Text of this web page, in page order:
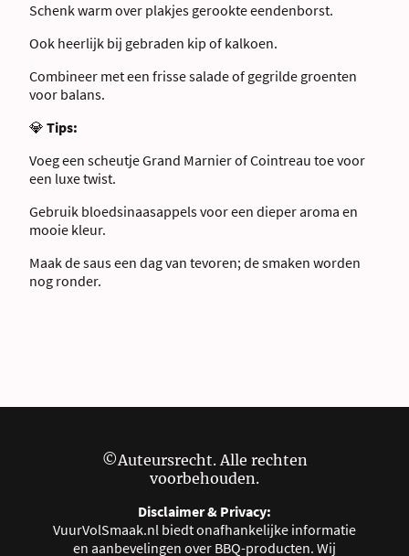
Schenk warm over plakjes gerookte eendenborst.
Ook heerlijk bij gebraden kip of kalkoen.
Combineer met een frisse salade of gegrilde groenten
voor balans.
💎 Tips:
Voeg een scheutje Grand Marnier of Cointreau toe voor
een luxe twist.
Gebruik bloedsinaasappels voor een dieper aroma en
mooie kleur.
Maak de saus een dag van tevoren; de smaken worden
nog ronder.
©Auteursrecht. Alle rechten
voorbehouden.
Disclaimer & Privacy:
VuurVolSmaak.nl biedt onafhankelijke informatie
en aanbevelingen over BBQ-producten. Wij